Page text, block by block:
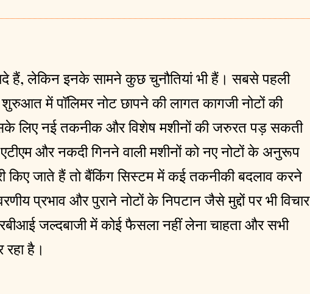
हैं, लेकिन इनके सामने कुछ चुनौतियां भी हैं। सबसे पहली
में पॉलिमर नोट छापने की लागत कागजी नोटों की
लिए नई तकनीक और विशेष मशीनों की जरुरत पड़ सकती
और नकदी गिनने वाली मशीनों को नए नोटों के अनुरूप
किए जाते हैं तो बैंकिंग सिस्टम में कई तकनीकी बदलाव करने
प्रभाव और पुराने नोटों के निपटान जैसे मुद्दों पर भी विचार
जल्दबाजी में कोई फैसला नहीं लेना चाहता और सभी
है।